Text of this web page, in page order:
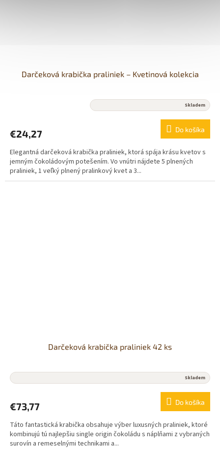
Darčeková krabička praliniek – Kvetinová kolekcia
je
z
5
hviezdičiek.
Skladem
€24,27 Do košíka
Elegantná darčeková krabička praliniek, ktorá spája krásu kvetov s
jemným čokoládovým potešením. Vo vnútri nájdete 5 plnených
praliniek, 1 veľký plnený pralinkový kvet a 3...
Darčeková krabička praliniek 42 ks
Skladem
€73,77 Do košíka
Táto fantastická krabička obsahuje výber luxusných praliniek, ktoré
kombinujú tú najlepšiu single origin čokoládu s náplňami z vybraných
surovín a remeselnými technikami a...